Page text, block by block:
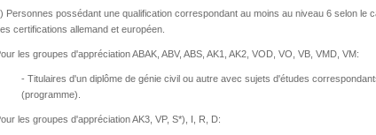
Personnes possédant une qualification correspondant au moins au niveau 6 selon le
certifications allemand et européen.
les groupes d'appréciation ABAK, ABV, ABS, AK1, AK2, VOD, VO, VB, VMD, VM:
- Titulaires d'un diplôme de génie civil ou autre avec sujets d'études
(programme).
les groupes d'appréciation AK3, VP, S*), I, R, D: